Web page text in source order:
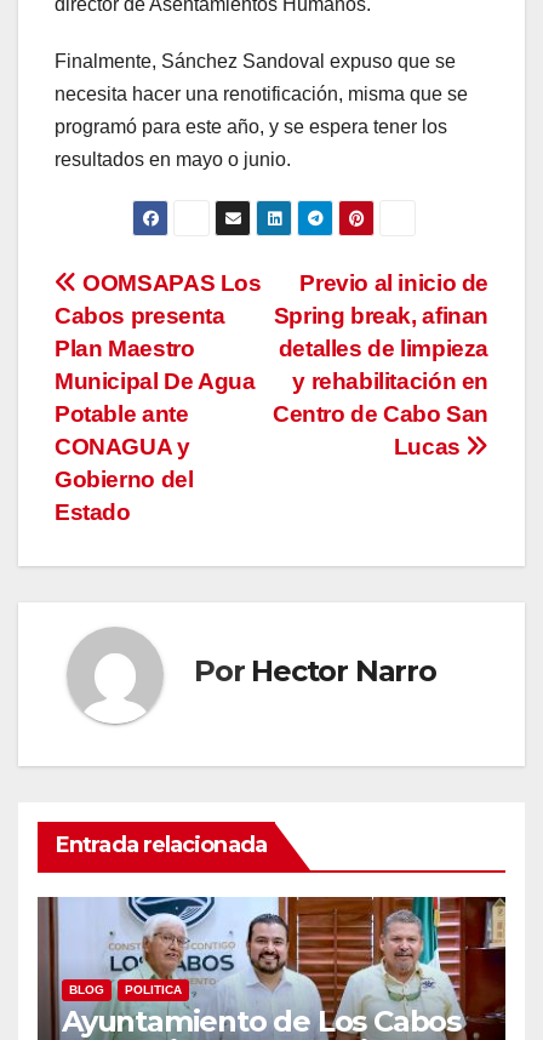
director de Asentamientos Humanos.
Finalmente, Sánchez Sandoval expuso que se
necesita hacer una renotificación, misma que se
programó para este año, y se espera tener los
resultados en mayo o junio.
Navegación
de
entradas
Previo al inicio de
Spring break, afinan
detalles de limpieza
y rehabilitación en
Centro de Cabo San
Lucas
OOMSAPAS Los
Cabos presenta
Plan Maestro
Municipal De Agua
Potable ante
CONAGUA y
Gobierno del
Estado
Por Hector Narro
Entrada relacionada
BLOG POLITICA
Ayuntamiento de Los Cabos